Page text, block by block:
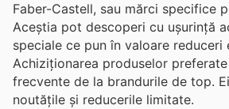
Faber-Castell, sau mărci specifice
Aceștia pot descoperi cu ușurință
speciale ce pun în valoare reduceri
Achiziționarea produselor
frecvente de la brandurile de top.
noutățile și reducerile limitate.